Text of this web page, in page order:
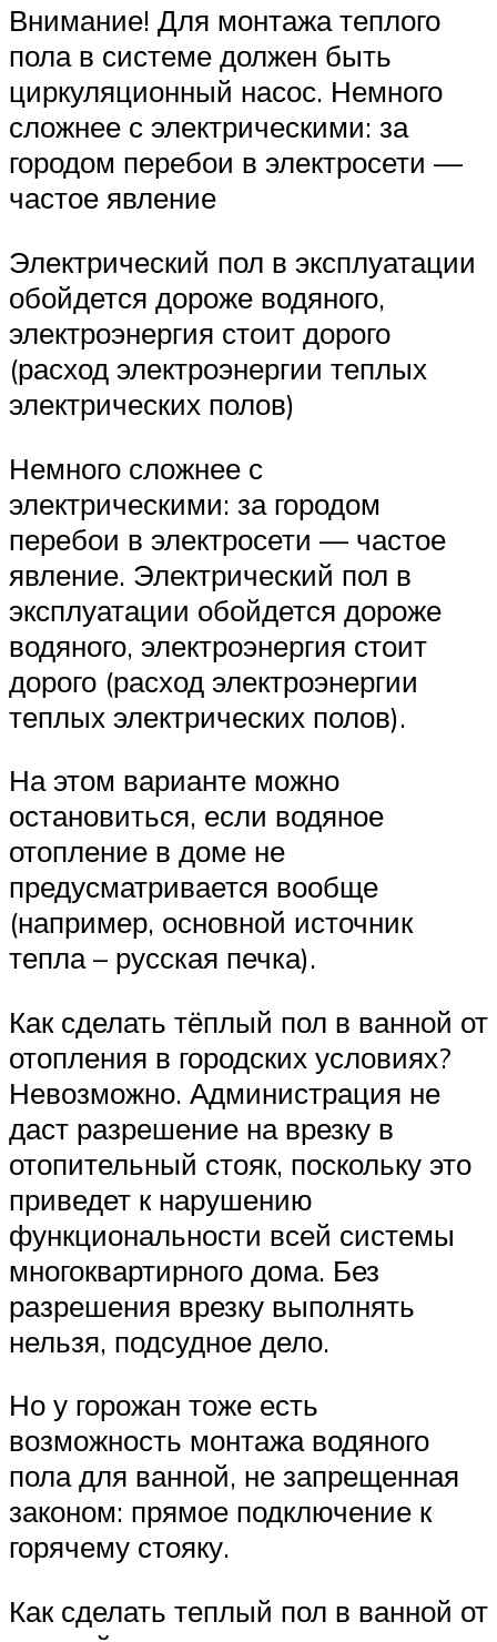
Внимание! Для монтажа теплого
пола в системе должен быть
циркуляционный насос. Немного
сложнее с электрическими: за
городом перебои в электросети —
частое явление
Электрический пол в эксплуатации
обойдется дороже водяного,
электроэнергия стоит дорого
(расход электроэнергии теплых
электрических полов)
Немного сложнее с
электрическими: за городом
перебои в электросети — частое
явление. Электрический пол в
эксплуатации обойдется дороже
водяного, электроэнергия стоит
дорого (расход электроэнергии
теплых электрических полов).
На этом варианте можно
остановиться, если водяное
отопление в доме не
предусматривается вообще
(например, основной источник
тепла – русская печка).
Как сделать тёплый пол в ванной от
отопления в городских условиях?
Невозможно. Администрация не
даст разрешение на врезку в
отопительный стояк, поскольку это
приведет к нарушению
функциональности всей системы
многоквартирного дома. Без
разрешения врезку выполнять
нельзя, подсудное дело.
Но у горожан тоже есть
возможность монтажа водяного
пола для ванной, не запрещенная
законом: прямое подключение к
горячему стояку.
Как сделать теплый пол в ванной от